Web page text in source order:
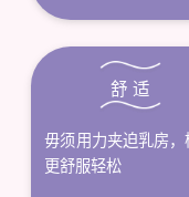
舒 适
毋须用力夹迫乳房，
更舒服轻松